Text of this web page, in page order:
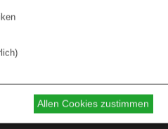
und Frieden e.V.
Allen Cookies zustimmen